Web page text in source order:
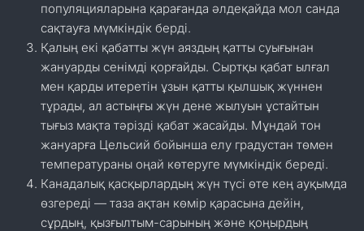
популяцияларына қарағанда әлдеқайда мол санда
сақтауға мүмкіндік берді.
Қалың екі қабатты жүн аяздың қатты суығынан
жануарды сенімді қорғайды. Сыртқы қабат ылғал
мен қарды итеретін ұзын қатты қылшық жүннен
тұрады, ал астыңғы жүн дене жылуын ұстайтын
тығыз мақта тәрізді қабат жасайды. Мұндай тон
жануарға Цельсий бойынша елу градустан төмен
температураны оңай көтеруге мүмкіндік береді.
Канадалық қасқырлардың жүн түсі өте кең ауқымда
өзгереді — таза ақтан көмір қарасына дейін,
сұрдың, қызғылтым-сарының және қоңырдың